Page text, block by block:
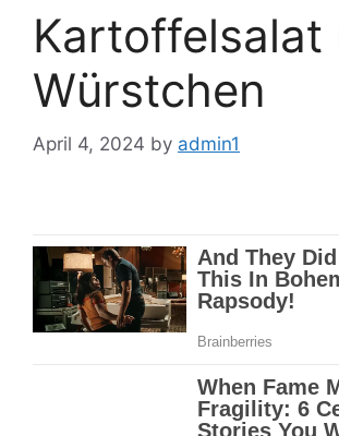
Kartoffelsalat
Würstchen
April 4, 2024 by admin1